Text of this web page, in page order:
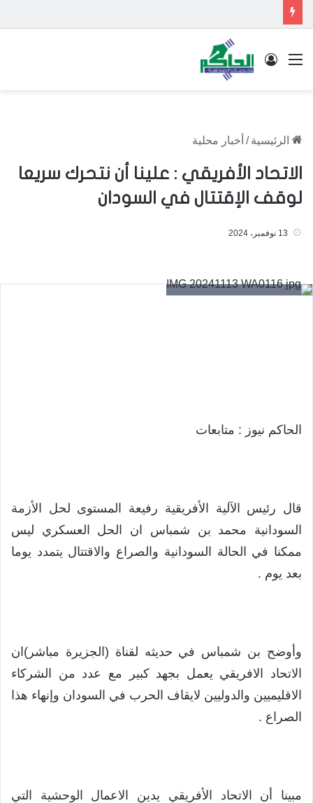
القائمة تسجيل الدخول
الرئيسية / أخبار محلية
الاتحاد الأفريقي : علينا أن نتحرك سريعا
لوقف الإقتتال في السودان
13 نوفمبر، 2024
الحاكم نيوز : متابعات
قال رئيس الآلية الأفريقية رفيعة المستوى لحل الأزمة
السودانية محمد بن شمباس ان الحل العسكري ليس
ممكنا في الحالة السودانية والصراع والاقتتال يتمدد يوما
بعد يوم .
وأوضح بن شمباس في حديثه لقناة (الجزيرة مباشر)ان
الاتحاد الافريقي يعمل بجهد كبير مع عدد من الشركاء
الاقليميين والدوليين لايقاف الحرب في السودان وإنهاء هذا
الصراع .
مبينا أن الاتحاد الأفريقي يدين الاعمال الوحشية التي